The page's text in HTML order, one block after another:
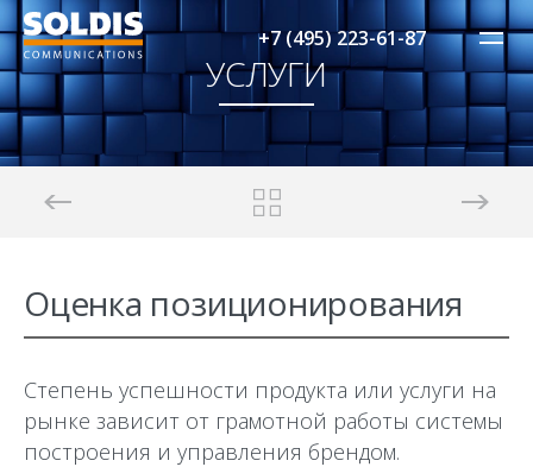
+7 (495) 223-61-87
УСЛУГИ
Оценка позиционирования
Степень успешности продукта или услуги на
рынке зависит от грамотной работы системы
построения и управления брендом.